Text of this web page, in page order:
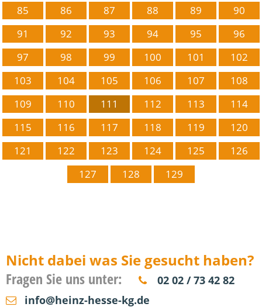
85
86 87 88 89
90
91
92 93 94 95
96
97
98 99 100 101
102
103
104 105 106 107
108
109
110 111 112 113
114
115
116 117 118 119
120
121
122 123 124 125
126
127
128 129
Nicht dabei was Sie gesucht haben?
Fragen Sie uns unter:
02 02 / 73 42 82
info@heinz-hesse-kg.de